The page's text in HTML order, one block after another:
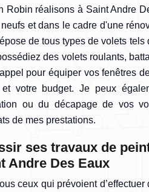
Robin réalisons à Saint Andre
et dans le cadre d'une
de tous types de volets
des volets roulants,
pour équiper vos fenêtres
votre budget. Je peux
ou du décapage de vos
de mes prestations.
ses travaux de
Andre Des Eaux
ceux qui prévoient